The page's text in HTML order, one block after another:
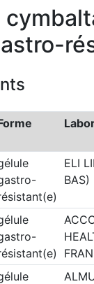
ELI
BAS)